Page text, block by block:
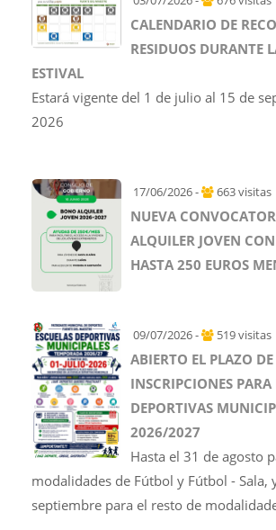
CALENDARIO DE
RESIDUOS DURANTE
ESTIVAL
Estará vigente del 1 de julio al 15 de
2026
17/06/2026 - 663 visitas
NUEVA
ALQUILER JOVEN
HASTA 250 EUROS
09/07/2026 - 519 visitas
ABIERTO EL PLAZO DE
INSCRIPCIONES PARA
DEPORTIVAS
2026/2027
Hasta el 31 de agosto
modalidades de Fútbol y Fútbol - Sala,
septiembre para el resto de